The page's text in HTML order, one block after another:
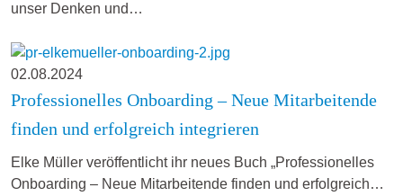
unser Denken und…
02.08.2024
Professionelles Onboarding – Neue Mitarbeitende
finden und erfolgreich integrieren
Elke Müller veröffentlicht ihr neues Buch „Professionelles
Onboarding – Neue Mitarbeitende finden und erfolgreich…